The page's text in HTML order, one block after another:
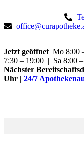
Jetzt geöffnet Mo 8:00
7:30 – 19:00 | Sa 8:00
Nächster
Uhr | 24/7